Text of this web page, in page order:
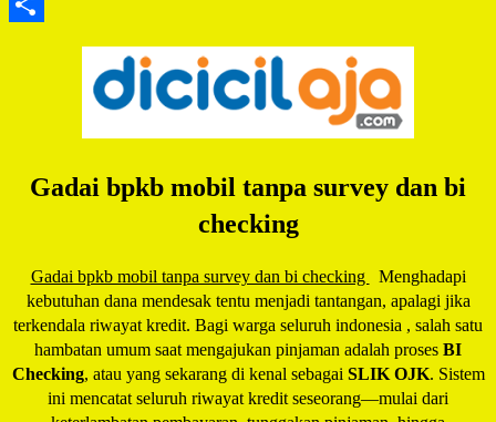
Gadai bpkb mobil tanpa survey dan bi
checking
Gadai bpkb mobil tanpa survey dan bi checking
Menghadapi
kebutuhan dana mendesak tentu menjadi tantangan, apalagi jika
terkendala riwayat kredit. Bagi warga seluruh indonesia , salah satu
hambatan umum saat mengajukan pinjaman adalah proses BI
Checking, atau yang sekarang di kenal sebagai SLIK OJK. Sistem
ini mencatat seluruh riwayat kredit seseorang—mulai dari